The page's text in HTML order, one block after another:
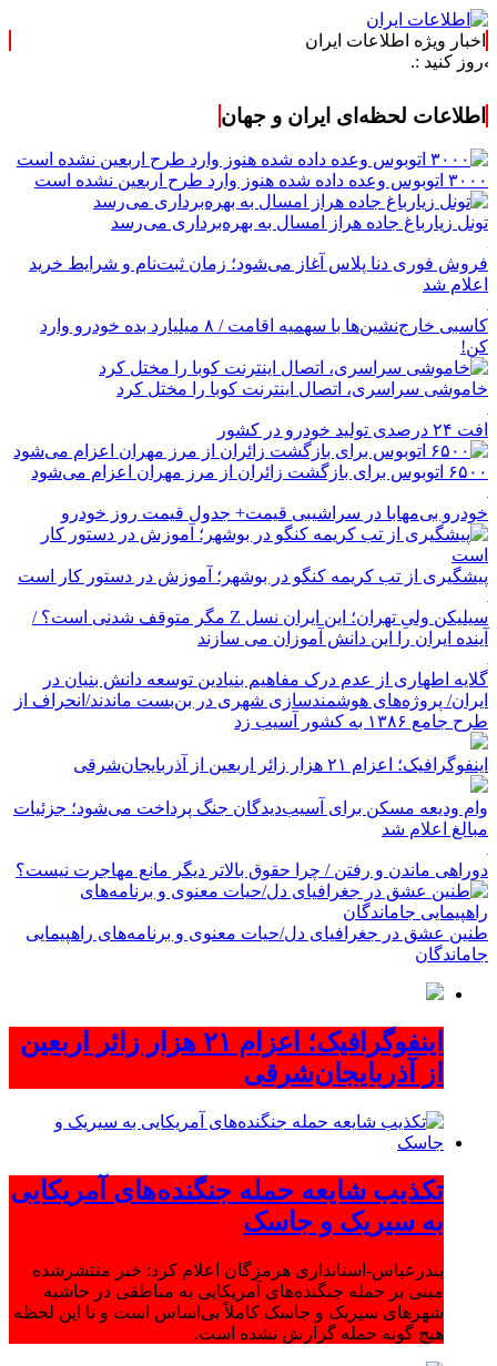
اخبار ویژه اطلاعات ایران
اطلاعات لحظه‌ای ایران و جهان
۳۰۰۰ اتوبوس وعده داده شده هنوز وارد طرح اربعین نشده است
تونل زیارباغ جاده هراز امسال به بهره‌برداری می‌رسد
فروش فوری دنا پلاس آغاز می‌شود؛ زمان ثبت‌نام و شرایط خرید
اعلام شد
کاسبی خارج‌نشین‌ها با سهمیه اقامت / ۸ میلیارد بده خودرو وارد
کن!
خاموشی سراسری، اتصال اینترنت کوبا را مختل کرد
افت ۲۴ درصدی تولید خودرو در کشور
۶۵۰۰ اتوبوس برای بازگشت زائران از مرز مهران اعزام می‌شود
خودرو بی‌مهابا در سراشیبی قیمت+ جدول قیمت روز خودرو
پیشگیری از تب کریمه کنگو در بوشهر؛ آموزش در دستور کار است
سیلیکن ولیِ تهران؛ این ایران نسل Z مگر متوقف شدنی است؟ /
آینده ایران را این دانش آموزان می سازند
گلایه اطهاری از عدم درک مفاهیم بنیادین توسعه دانش بنیان در
ایران/ پروژه‌های هوشمندسازی شهری در بن‌بست ماندند/انحراف از
طرح جامع ۱۳۸۶ به کشور آسیب زد
اینفوگرافیک؛ اعزام ۲۱ هزار زائر اربعین از آذربایجان‌شرقی
وام ودیعه مسکن برای آسیب‌دیدگان جنگ پرداخت می‌شود؛ جزئیات
مبالغ اعلام شد
دوراهی ماندن و رفتن / چرا حقوق بالاتر دیگر مانع مهاجرت نیست؟
طنین عشق در جغرافیای دل/حیات معنوی و برنامه‌های راهپیمایی
جاماندگان
اینفوگرافیک؛ اعزام ۲۱ هزار زائر اربعین
از آذربایجان‌شرقی
تکذیب شایعه حمله جنگنده‌های آمریکایی
به سیریک و جاسک
بندرعباس-استانداری هرمزگان اعلام کرد: خبر منتشرشده
مبنی بر حمله جنگنده‌های آمریکایی به مناطقی در حاشیه
شهرهای سیریک و جاسک کاملاً بی‌اساس است و تا این لحظه
هیچ گونه حمله گزارش نشده است.